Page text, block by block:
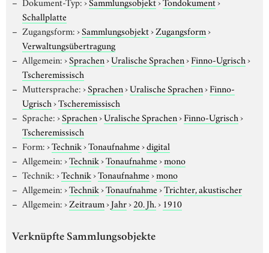
Schallplatte
Zugangsform:›Sammlungsobjekt›Zugangsform›
Verwaltungsübertragung
Allgemein:›Sprachen›Uralische Sprachen›Finno-Ugrisch›
Tscheremissisch
Muttersprache:›Sprachen›Uralische Sprachen›Finno-
Ugrisch›Tscheremissisch
Sprache:›Sprachen›Uralische Sprachen›Finno-Ugrisch›
Tscheremissisch
Form:›Technik›Tonaufnahme›digital
Allgemein:›Technik›Tonaufnahme›mono
Technik:›Technik›Tonaufnahme›mono
Allgemein:›Technik›Tonaufnahme›Trichter, akustischer
Allgemein:›Zeitraum›Jahr›20. Jh.› 1910
Verknüpfte Sammlungsobjekte